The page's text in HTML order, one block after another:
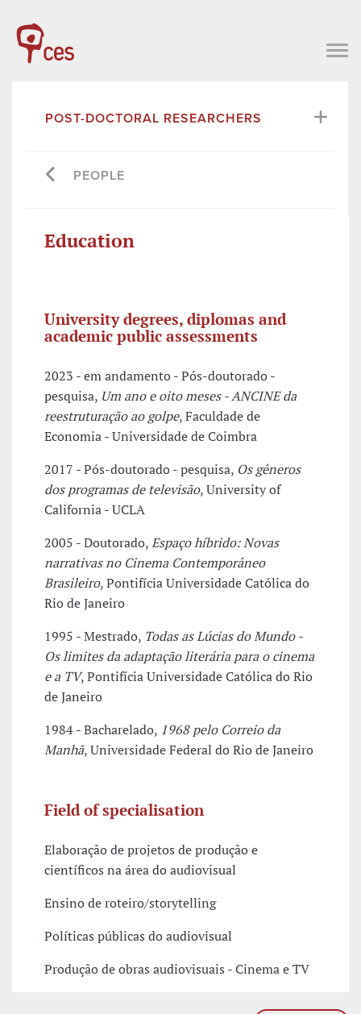
POST-DOCTORAL RESEARCHERS
PEOPLE
Education
University degrees, diplomas and
academic public assessments
2023 - em andamento - Pós-doutorado -
pesquisa, Um ano e oito meses - ANCINE da
reestruturação ao golpe, Faculdade de
Economia - Universidade de Coimbra
2017 - Pós-doutorado - pesquisa, Os gêneros
dos programas de televisão, University of
California - UCLA
2005 - Doutorado,Espaço híbrido: Novas
narrativas no Cinema Contemporâneo
Brasileiro, Pontifícia Universidade Católica do
Rio de Janeiro
1995 - Mestrado, Todas as Lúcias do Mundo -
Os limites da adaptação literária para o cinema
e a TV, Pontifícia Universidade Católica do Rio
de Janeiro
1984 - Bacharelado, 1968 pelo Correio da
Manhã, Universidade Federal do Rio de Janeiro
Field of specialisation
Elaboração de projetos de produção e
científicos na área do audiovisual
Ensino de roteiro/storytelling
Políticas públicas do audiovisual
Produção de obras audiovisuais - Cinema e TV